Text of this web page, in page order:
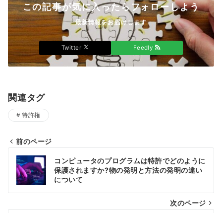
この記事が気に入ったらフォローしよう
最新情報をお届けします
Twitter Feedly
関連タグ
特許権
投
稿
ナ
ビ
前のページ
コンピュータのプログラムは特許でどのように
保護されますか?物の発明と方法の発明の違い
について
次のページ